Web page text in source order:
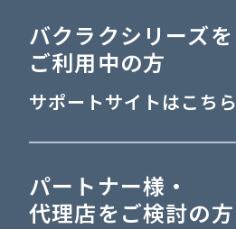
バクラクシリーズを
ご利用中の方
サポートサイトはこちら
パートナー様・
代理店をご検討の方